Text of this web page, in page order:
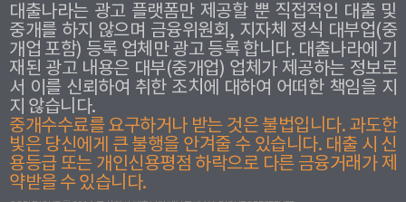
대출나라는 광고 플랫폼만 제공할 뿐 직접적인 대출 및
중개를 하지 않으며 금융위원회, 지자체 정식 대부업(중
개업 포함) 등록 업체만 광고 등록 합니다. 대출나라에 기
재된 광고 내용은 대부(중개업) 업체가 제공하는 정보로
서 이를 신뢰하여 취한 조치에 대하여 어떠한 책임을 지
지 않습니다.
중개수수료를 요구하거나 받는 것은 불법입니다. 과도한
빛은 당신에게 큰 불행을 안겨줄 수 있습니다. 대출 시 신
용등급 또는 개인신용평점 하락으로 다른 금융거래가 제
약받을 수 있습니다.